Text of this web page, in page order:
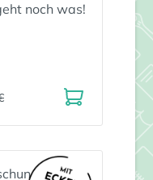
noch was!